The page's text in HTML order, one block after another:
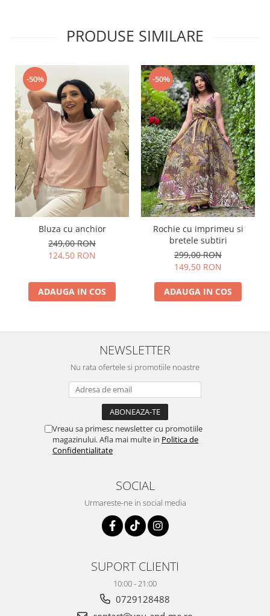
PRODUSE SIMILARE
-50%
Bluza cu anchior
249,00 RON
124,50 RON
ADAUGA IN COS
-50%
Rochie cu imprimeu si
bretele subtiri
299,00 RON
149,50 RON
ADAUGA IN COS
NEWSLETTER
Nu rata ofertele si promotiile noastre
Vreau sa primesc newsletter cu promotiile
magazinului. Afla mai multe in Politica de
Confidentialitate
SOCIAL
Urmareste-ne in social media
SUPORT CLIENTI
10:00 - 21:00
0729128488